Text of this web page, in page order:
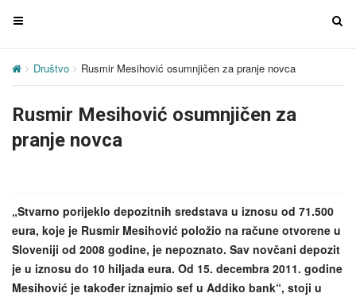
T
g
e
n
a
g
a
t
i
o
T
g
a
t
i
Društvo Rusmir Mesihović osumnjičen za pranje novca
Rusmir Mesihović osumnjičen za
pranje novca
„Stvarno porijeklo depozitnih sredstava u iznosu od 71.500
eura, koje je Rusmir Mesihović položio na račune otvorene u
Sloveniji od 2008 godine, je nepoznato. Sav novčani depozit
je u iznosu do 10 hiljada eura. Od 15. decembra 2011. godine
Mesihović je također iznajmio sef u Addiko bank“, stoji u